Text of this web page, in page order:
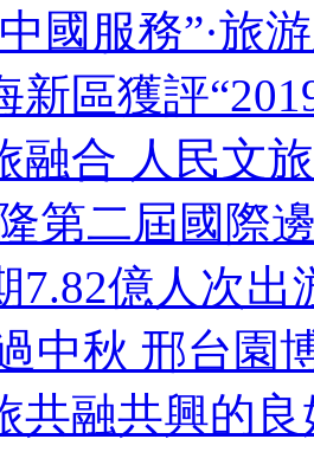
國服務”·旅
新區獲評
融合 人民文
第二屆國際
7.82億人次
中秋 邢台園
共融共興的